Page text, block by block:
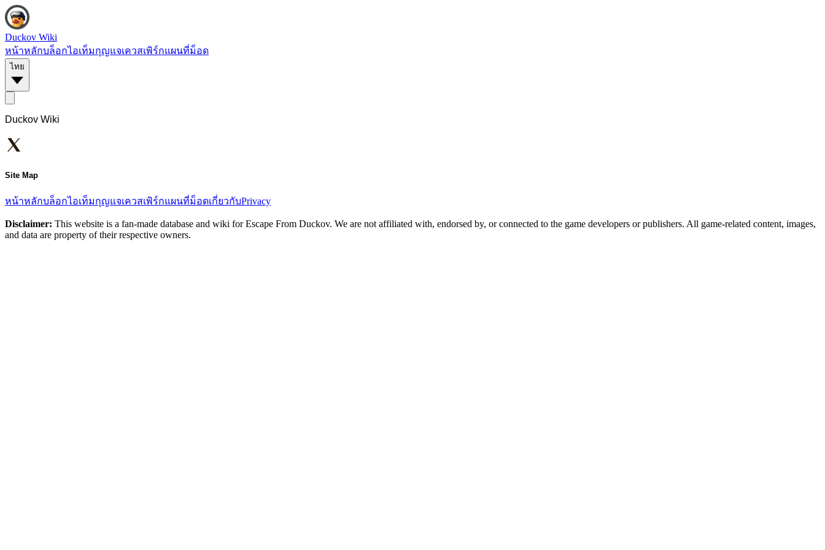
Duckov Wiki
หน้าหลักบล็อกไอเท็มกุญแจเควสเพิร์กแผนที่ม็อด
ไทย
Duckov Wiki
Site Map
หน้าหลักบล็อกไอเท็มกุญแจเควสเพิร์กแผนที่ม็อดเกี่ยวกับPrivacy
Disclaimer: This website is a fan-made database and wiki for Escape From Duckov. We are not affiliated with, endorsed by, or connected to the game developers or publishers. All game-related content, images,
and data are property of their respective owners.